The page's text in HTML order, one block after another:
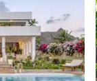
です。